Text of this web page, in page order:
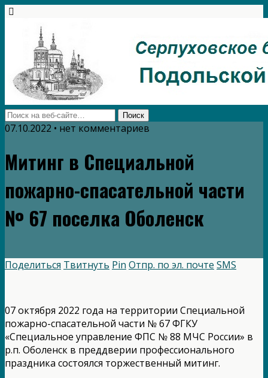
07.10.2022 • нет комментариев
Митинг в Специальной
пожарно-спасательной части
№ 67 поселка Оболенск
Поделиться Твитнуть Pin Отпр. по эл. почте SMS
07 октября 2022 года на территории Специальной
пожарно-спасательной части № 67 ФГКУ
«Специальное управление ФПС № 88 МЧС России» в
р.п. Оболенск в преддверии профессионального
праздника состоялся торжественный митинг.